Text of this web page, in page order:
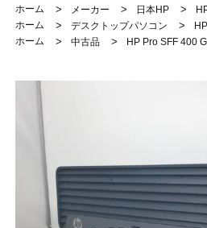
ホーム
> メーカー > 日本HP >
ホーム
> デスクトップパソコン >
ホーム
> 中古品 > HP Pro SFF 400